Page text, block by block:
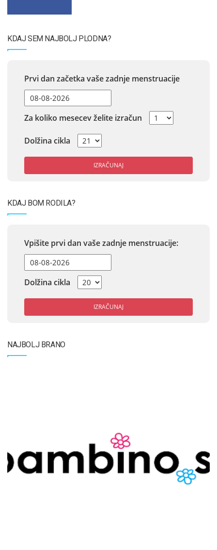
KDAJ SEM NAJBOLJ PLODNA?
Prvi dan začetka vaše zadnje menstruacije
Za koliko mesecev želite izračun
Dolžina cikla
IZRAČUNAJ
KDAJ BOM RODILA?
Vpišite prvi dan vaše zadnje menstruacije:
Dolžina cikla
IZRAČUNAJ
NAJBOLJ BRANO